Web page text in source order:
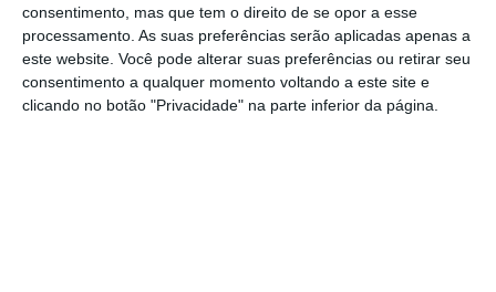
consentimento, mas que tem o direito de se opor a esse
processamento. As suas preferências serão aplicadas apenas a
este website. Você pode alterar suas preferências ou retirar seu
consentimento a qualquer momento voltando a este site e
clicando no botão "Privacidade" na parte inferior da página.
um passeio de convívio e celebração do
património motorizado.
As inscrições têm um custo de 25 euros e